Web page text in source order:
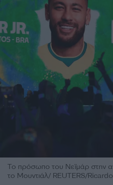
Το πρόσωπο του Νεϊμάρ στην
το Μουντιάλ/ REUTERS/